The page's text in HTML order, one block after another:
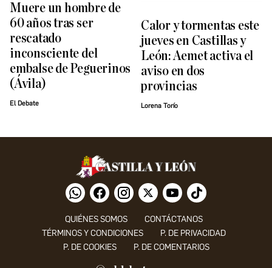
Muere un hombre de
60 años tras ser
rescatado
inconsciente del
embalse de Peguerinos
(Ávila)
El Debate
Calor y tormentas este
jueves en Castillas y
León: Aemet activa el
aviso en dos
provincias
Lorena Torío
QUIÉNES SOMOS
CONTÁCTANOS
TÉRMINOS Y CONDICIONES
P. DE PRIVACIDAD
P. DE COOKIES
P. DE COMENTARIOS